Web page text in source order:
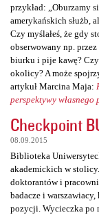
przykład: „Oburzamy
amerykańskich służb,
Czy myślałeś, że gdy
obserwowany np.
biurku i pije kawę? Czy
okolicy? A może
artykuł Marcina Maja:
perspektywy własnego
Checkpoint
08.09.2015
Biblioteka
akademickich w
doktorantów i
badacze i
pozycji. Wycieczka po